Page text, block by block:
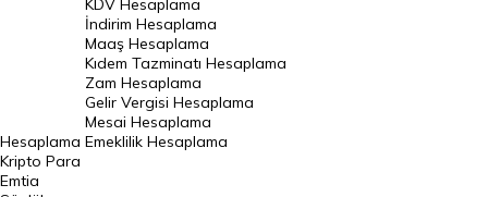
Serbest Piyasa Döviz Kurları
Merkez Bankası Döviz Kurları
Altın Fiyatları
Gram Altın Fiyatı
Hesaplama
KDV Hesaplama
İndirim Hesaplama
Maaş Hesaplama
Kıdem Tazminatı Hesaplama
Zam Hesaplama
Gelir Vergisi Hesaplama
Mesai Hesaplama
Emeklilik Hesaplama
Kripto Para
Emtia